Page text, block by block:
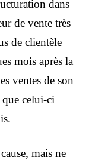
dans
de vente très
de clientèle
mois après la
ventes de son
celui-ci
mais ne